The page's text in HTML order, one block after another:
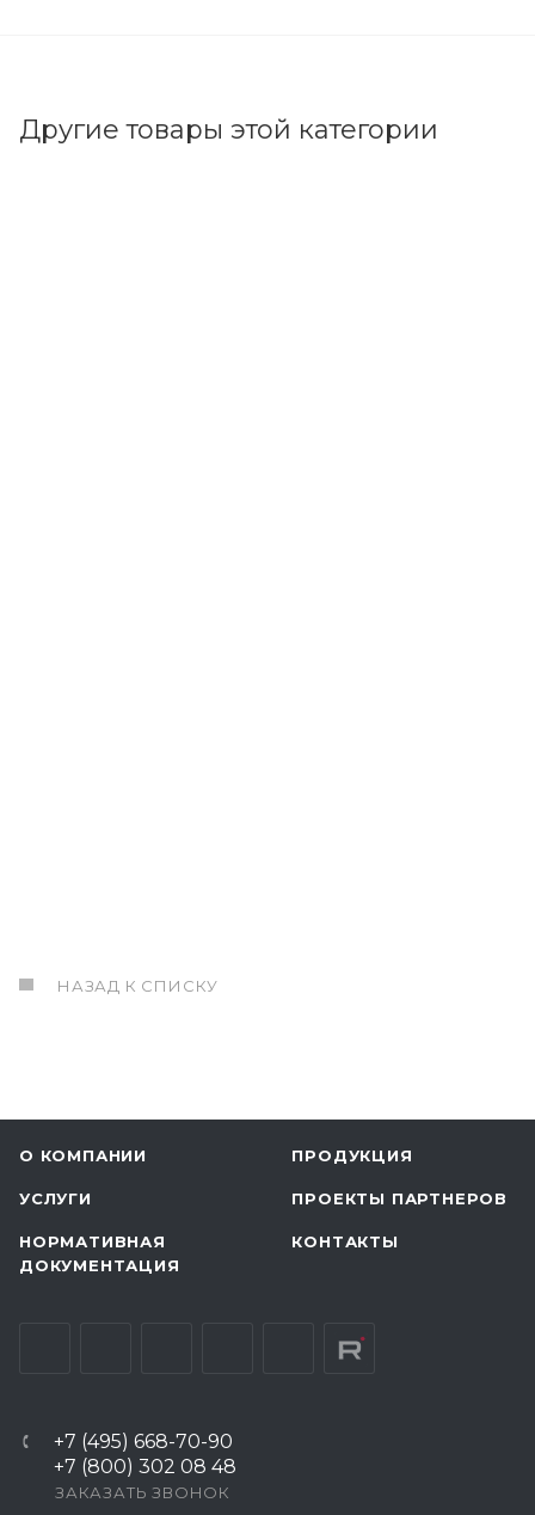
Другие товары этой категории
НАЗАД К СПИСКУ
О КОМПАНИИ ПРОДУКЦИЯ
УСЛУГИ ПРОЕКТЫ ПАРТНЕРОВ
НОРМАТИВНАЯ
ДОКУМЕНТАЦИЯ
КОНТАКТЫ
+7 (495) 668-70-90
+7 (800) 302 08 48
ЗАКАЗАТЬ ЗВОНОК